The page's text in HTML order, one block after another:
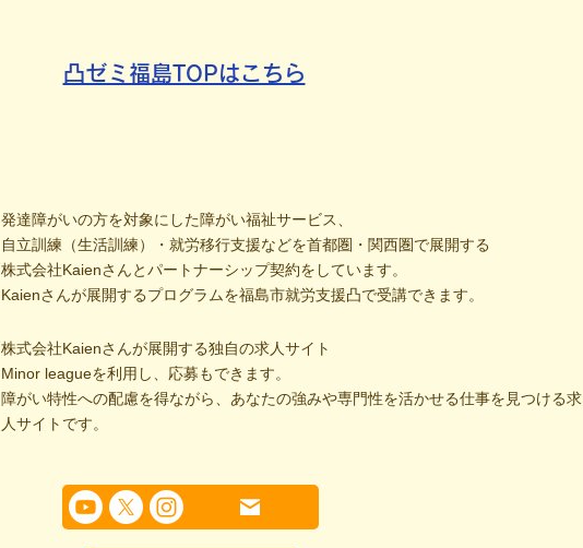
凸ゼミ福島TOPはこちら
発達障がいの方を対象にした障がい福祉サービス、
自立訓練（生活訓練）・就労移行支援などを首都圏・関西圏で展開する
株式会社Kaienさんとパートナーシップ契約をしています。
Kaienさんが展開するプログラムを福島市就労支援凸で受講できます。
株式会社Kaienさんが展開する独自の求人サイト
Minor leagueを利用し、応募もできます。
障がい特性への配慮を得ながら、あなたの強みや専門性を活かせる仕事を見つける求
人サイトです。